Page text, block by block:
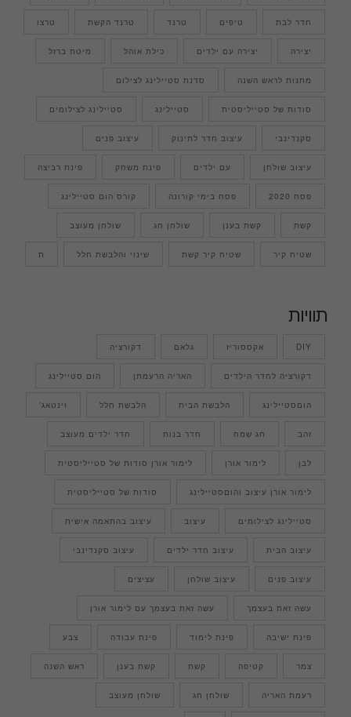
חדר לבת טיפים טרנד טרנד הקשת טרצו
יצירה יצירה עם ילדים כילת אוהל מיטת ברזל
מתנות לראש השנה סדנת סטיילינג לצילום
סודות של סטייליסטית סטיילינג סטיילינג לצילומים
סקנדינבי עיצוב חדר לתינוק עיצוב פנים
עיצוב שולחן עם ילדים פינת משחק פינת רביצה
פסח 2020 פסח בימי קורונה קורס הום סטיילינג
קשת קשת בענן שולחן חג שולחן מעוצב
שטיח קיר שטיח קיר קשת שינוי והלבשת חלל ת
תוויות
DIY אקססוריז גלאם דקורציה
דקורציה לחדר הילדים האריה הרעמתן הום סטיילינג
הוםסטיילינג הלבשת הבית הלבשת חלל וינטאג'
זהב חג שמח חדר בנות חדר ילדים מעוצב
לבן לימור אורן לימור אורן סודות של סטייליסטית
לימור אורן עיצוב והוםסטיילינג סודות של סטייליסטית
סטיילינג לצילומים עיצוב עיצוב בהתאמה אישית
עיצוב הבית עיצוב חדר ילדים עיצוב סקנדינבי
עיצוב פנים עיצוב שולחן עציצים
עשה זאת בעצמך עשה זאת בעצמך עם לימור אורן
פינת ישיבה פינת לימוד פינת עבודה צבע
צמר קטיפה קשת קשת בענן ראש השנה
רעמת האריה שולחן חג שולחן מעוצב